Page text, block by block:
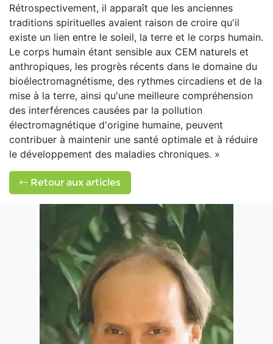
Rétrospectivement, il apparaît que les anciennes
traditions spirituelles avaient raison de croire qu'il
existe un lien entre le soleil, la terre et le corps humain.
Le corps humain étant sensible aux CEM naturels et
anthropiques, les progrès récents dans le domaine du
bioélectromagnétisme, des rythmes circadiens et de la
mise à la terre, ainsi qu'une meilleure compréhension
des interférences causées par la pollution
électromagnétique d'origine humaine, peuvent
contribuer à maintenir une santé optimale et à réduire
le développement des maladies chroniques. »
Retour aux articles